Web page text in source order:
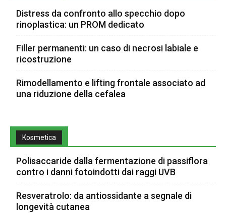
Distress da confronto allo specchio dopo
rinoplastica: un PROM dedicato
Filler permanenti: un caso di necrosi labiale e
ricostruzione
Rimodellamento e lifting frontale associato ad
una riduzione della cefalea
Kosmetica
Polisaccaride dalla fermentazione di passiflora
contro i danni fotoindotti dai raggi UVB
Resveratrolo: da antiossidante a segnale di
longevità cutanea